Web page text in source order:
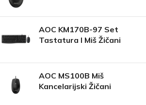
AOC KM170B-97 Set
Tastatura I Miš Žičani
AOC MS100B Miš
Kancelarijski Žičani